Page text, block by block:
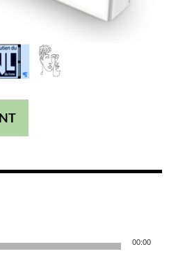
00:00